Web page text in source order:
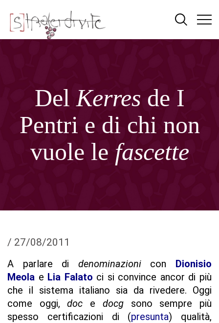
DelKerres de I
Pentri e di chi non
vuole le fascette
/ 27/08/2011
A parlare di denominazionicon Dionisio
Meola e Lia Falato ci si convince ancor di più
che il sistema italiano sia da rivedere. Oggi
come oggi,doc e docgsono sempre più
spesso certificazioni di (presunta) qualità,